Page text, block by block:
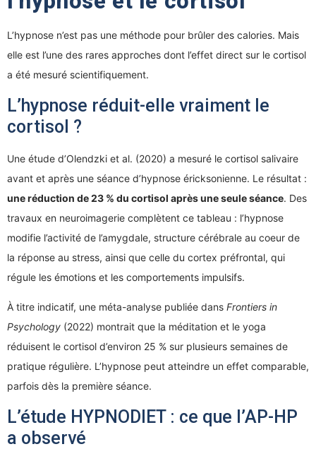
L’hypnose n’est pas une méthode pour brûler des calories. Mais
elle est l’une des rares approches dont l’effet direct sur le cortisol
a été mesuré scientifiquement.
L’hypnose réduit-elle vraiment le
cortisol ?
Une étude d’Olendzki et al. (2020) a mesuré le cortisol salivaire
avant et après une séance d’hypnose éricksonienne. Le résultat :
une réduction de 23 % du cortisol après une seule séance. Des
travaux en neuroimagerie complètent ce tableau : l’hypnose
modifie l’activité de l’amygdale, structure cérébrale au coeur de
la réponse au stress, ainsi que celle du cortex préfrontal, qui
régule les émotions et les comportements impulsifs.
À titre indicatif, une méta-analyse publiée dans Frontiers in
Psychology (2022) montrait que la méditation et le yoga
réduisent le cortisol d’environ 25 % sur plusieurs semaines de
pratique régulière. L’hypnose peut atteindre un effet comparable,
parfois dès la première séance.
L’étude HYPNODIET : ce que l’AP-HP
a observé